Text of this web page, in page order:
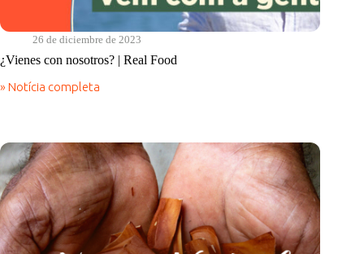
26 de diciembre de 2023
¿Vienes con nosotros? | Real Food
» Notícia completa
¿Vienes
Real
Food